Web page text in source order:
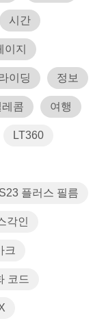
시간
이지
이딩 정보
콤 여행
LT360
플러스 필름
각인
크
코드